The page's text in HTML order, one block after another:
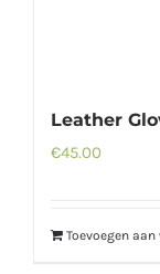
Leather
€45.00
Toevoegen